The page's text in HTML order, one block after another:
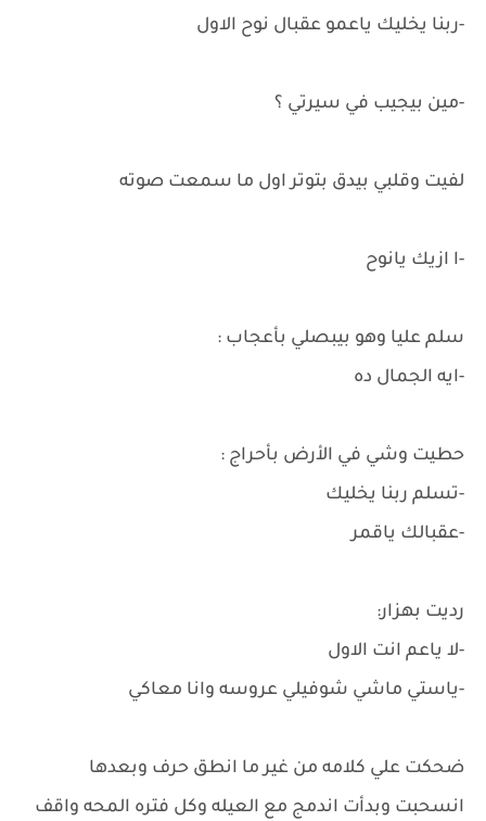
-ربنا يخليك ياعمو عقبال نوح الاول
-مين بيجيب في سيرتي ؟
لفيت وقلبي بيدق بتوتر اول ما سمعت صوته
-ا ازيك يانوح
سلم عليا وهو بيبصلي بأعجاب :
-ايه الجمال ده
حطيت وشي في الأرض بأحراج :
-تسلم ربنا يخليك
-عقبالك ياقمر
رديت بهزار:
-لا ياعم انت الاول
-ياستي ماشي شوفيلي عروسه وانا معاكي
ضحكت علي كلامه من غير ما انطق حرف وبعدها
انسحبت وبدأت اندمج مع العيله وكل فتره المحه واقف